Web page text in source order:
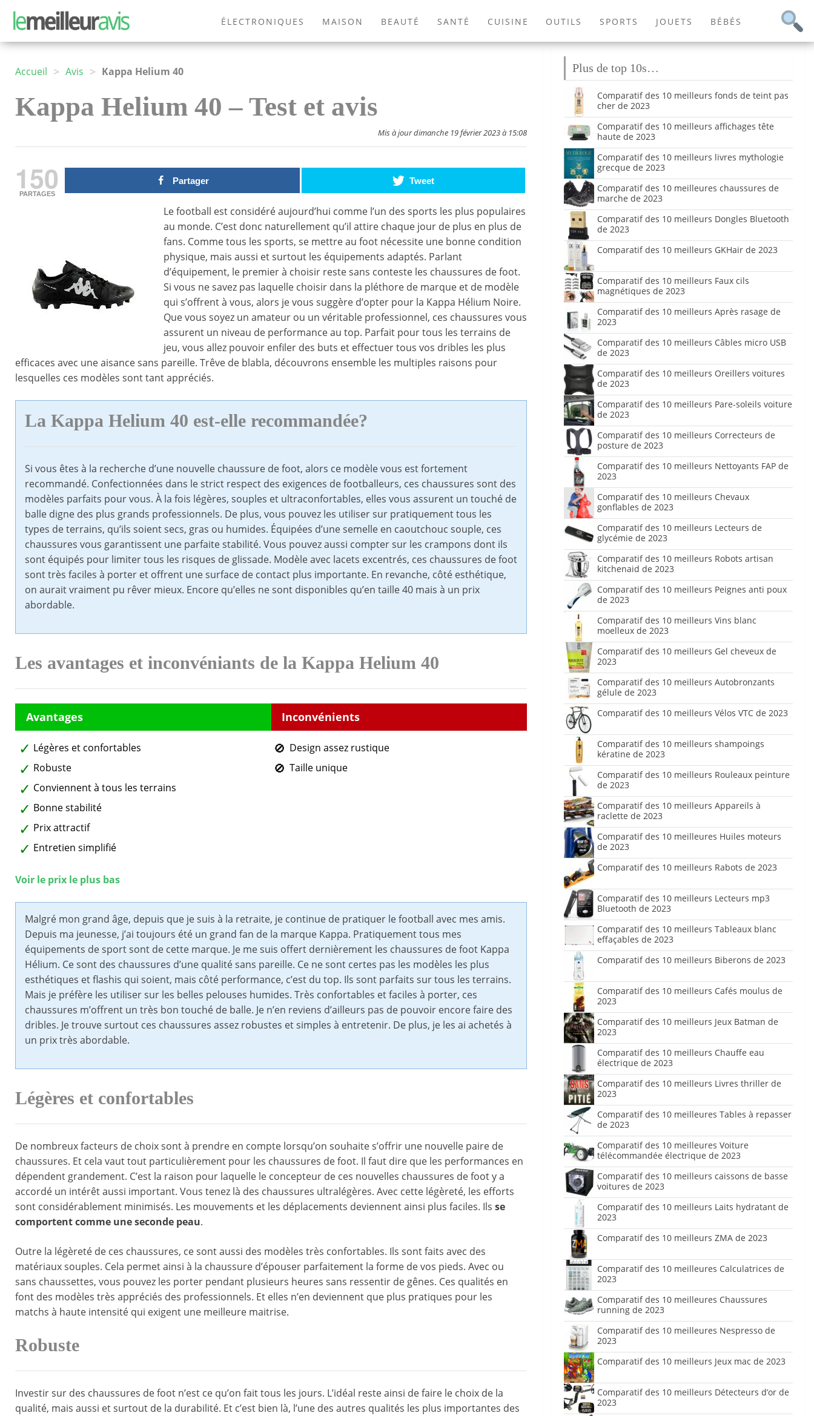
ÉLECTRONIQUES MAISON BEAUTÉ SANTÉ CUISINE OUTILS SPORTS JOUETS BÉBÉS
MODE EXTÉRIEUR ANIMAUX JEUX VIDÉOS LIVRES
Accueil > Avis > Kappa Helium 40
Kappa Helium 40 – Test et avis
Mis à jour dimanche 19 février 2023 à 15:08
150
PARTAGES
Partager Tweet
Le football est considéré aujourd’hui comme l’un des sports les plus populaires
au monde. C’est donc naturellement qu’il attire chaque jour de plus en plus de
fans. Comme tous les sports, se mettre au foot nécessite une bonne condition
physique, mais aussi et surtout les équipements adaptés. Parlant
d’équipement, le premier à choisir reste sans conteste les chaussures de foot.
Si vous ne savez pas laquelle choisir dans la pléthore de marque et de modèle
qui s’offrent à vous, alors je vous suggère d’opter pour la Kappa Hélium Noire.
Que vous soyez un amateur ou un véritable professionnel, ces chaussures vous
assurent un niveau de performance au top. Parfait pour tous les terrains de
jeu, vous allez pouvoir enfiler des buts et effectuer tous vos dribles les plus
efficaces avec une aisance sans pareille. Trêve de blabla, découvrons ensemble les multiples raisons pour
lesquelles ces modèles sont tant appréciés.
La Kappa Helium 40 est-elle recommandée?
Si vous êtes à la recherche d’une nouvelle chaussure de foot, alors ce modèle vous est fortement
recommandé. Confectionnées dans le strict respect des exigences de footballeurs, ces chaussures sont des
modèles parfaits pour vous. À la fois légères, souples et ultraconfortables, elles vous assurent un touché de
balle digne des plus grands professionnels. De plus, vous pouvez les utiliser sur pratiquement tous les
types de terrains, qu’ils soient secs, gras ou humides. Équipées d’une semelle en caoutchouc souple, ces
chaussures vous garantissent une parfaite stabilité. Vous pouvez aussi compter sur les crampons dont ils
sont équipés pour limiter tous les risques de glissade. Modèle avec lacets excentrés, ces chaussures de foot
sont très faciles à porter et offrent une surface de contact plus importante. En revanche, côté esthétique,
on aurait vraiment pu rêver mieux. Encore qu’elles ne sont disponibles qu’en taille 40 mais à un prix
abordable.
Les avantages et inconvéniants de la Kappa Helium 40
Légères et confortables
Robuste
Conviennent à tous les terrains
Bonne stabilité
Prix attractif
Entretien simplifié
Design assez rustique
Taille unique
Voir le prix le plus bas
Malgré mon grand âge, depuis que je suis à la retraite, je continue de pratiquer le football avec mes amis.
Depuis ma jeunesse, j’ai toujours été un grand fan de la marque Kappa. Pratiquement tous mes
équipements de sport sont de cette marque. Je me suis offert dernièrement les chaussures de foot Kappa
Hélium. Ce sont des chaussures d’une qualité sans pareille. Ce ne sont certes pas les modèles les plus
esthétiques et flashis qui soient, mais côté performance, c’est du top. Ils sont parfaits sur tous les terrains.
Mais je préfère les utiliser sur les belles pelouses humides. Très confortables et faciles à porter, ces
chaussures m’offrent un très bon touché de balle. Je n’en reviens d’ailleurs pas de pouvoir encore faire des
dribles. Je trouve surtout ces chaussures assez robustes et simples à entretenir. De plus, je les ai achetés à
un prix très abordable.
Légères et confortables
De nombreux facteurs de choix sont à prendre en compte lorsqu’on souhaite s’offrir une nouvelle paire de
chaussures. Et cela vaut tout particulièrement pour les chaussures de foot. Il faut dire que les performances en
dépendent grandement. C’est la raison pour laquelle le concepteur de ces nouvelles chaussures de foot y a
accordé un intérêt aussi important. Vous tenez là des chaussures ultralégères. Avec cette légèreté, les efforts
sont considérablement minimisés. Les mouvements et les déplacements deviennent ainsi plus faciles. Ils se
comportent comme une seconde peau.
Outre la légèreté de ces chaussures, ce sont aussi des modèles très confortables. Ils sont faits avec des
matériaux souples. Cela permet ainsi à la chaussure d’épouser parfaitement la forme de vos pieds. Avec ou
sans chaussettes, vous pouvez les porter pendant plusieurs heures sans ressentir de gênes. Ces qualités en
font des modèles très appréciés des professionnels. Et elles n’en deviennent que plus pratiques pour les
matchs à haute intensité qui exigent une meilleure maitrise.
Robuste
Investir sur des chaussures de foot n’est ce qu’on fait tous les jours. L’idéal reste ainsi de faire le choix de la
qualité, mais aussi et surtout de la durabilité. Et c’est bien là, l’une des autres qualités les plus importantes des
Plus de top 10s…
Comparatif des 10 meilleurs fonds de teint pas
cher de 2023
Comparatif des 10 meilleurs affichages tête
haute de 2023
Comparatif des 10 meilleurs livres mythologie
grecque de 2023
Comparatif des 10 meilleures chaussures de
marche de 2023
Comparatif des 10 meilleurs Dongles Bluetooth
de 2023
Comparatif des 10 meilleurs GKHair de 2023
Comparatif des 10 meilleurs Faux cils
magnétiques de 2023
Comparatif des 10 meilleurs Après rasage de
2023
Comparatif des 10 meilleurs Câbles micro USB
de 2023
Comparatif des 10 meilleurs Oreillers voitures
de 2023
Comparatif des 10 meilleurs Pare-soleils voiture
de 2023
Comparatif des 10 meilleurs Correcteurs de
posture de 2023
Comparatif des 10 meilleurs Nettoyants FAP de
2023
Comparatif des 10 meilleurs Chevaux
gonflables de 2023
Comparatif des 10 meilleurs Lecteurs de
glycémie de 2023
Comparatif des 10 meilleurs Robots artisan
kitchenaid de 2023
Comparatif des 10 meilleurs Peignes anti poux
de 2023
Comparatif des 10 meilleurs Vins blanc
moelleux de 2023
Comparatif des 10 meilleurs Gel cheveux de
2023
Comparatif des 10 meilleurs Autobronzants
gélule de 2023
Comparatif des 10 meilleurs Vélos VTC de 2023
Comparatif des 10 meilleurs shampoings
kératine de 2023
Comparatif des 10 meilleurs Rouleaux peinture
de 2023
Comparatif des 10 meilleurs Appareils à
raclette de 2023
Comparatif des 10 meilleures Huiles moteurs
de 2023
Comparatif des 10 meilleurs Rabots de 2023
Comparatif des 10 meilleurs Lecteurs mp3
Bluetooth de 2023
Comparatif des 10 meilleurs Tableaux blanc
effaçables de 2023
Comparatif des 10 meilleurs Biberons de 2023
Comparatif des 10 meilleurs Cafés moulus de
2023
Comparatif des 10 meilleurs Jeux Batman de
2023
Comparatif des 10 meilleurs Chauffe eau
électrique de 2023
Comparatif des 10 meilleurs Livres thriller de
2023
Comparatif des 10 meilleures Tables à repasser
de 2023
Comparatif des 10 meilleures Voiture
télécommandée électrique de 2023
Comparatif des 10 meilleurs caissons de basse
voitures de 2023
Comparatif des 10 meilleurs Laits hydratant de
2023
Comparatif des 10 meilleurs ZMA de 2023
Comparatif des 10 meilleures Calculatrices de
2023
Comparatif des 10 meilleures Chaussures
running de 2023
Comparatif des 10 meilleures Nespresso de
2023
Comparatif des 10 meilleurs Jeux mac de 2023
Comparatif des 10 meilleurs Détecteurs d’or de
2023